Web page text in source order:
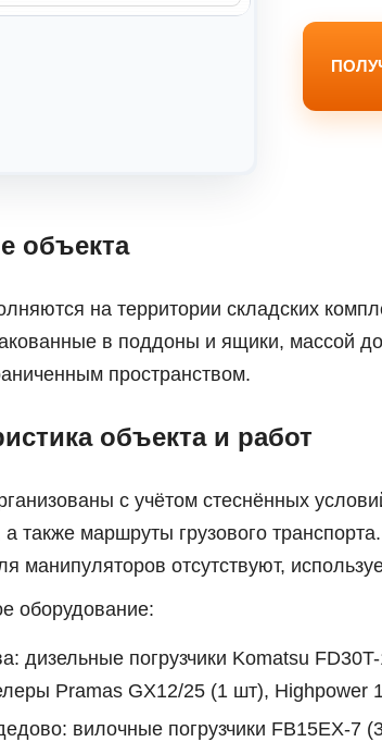
объекта
на территории складских
в поддоны и ящики, массой
пространством.
объекта и работ
с учётом стеснённых
а также маршруты грузового
манипуляторов отсутствуют,
оборудование:
дизельные погрузчики Komatsu
Pramas GX12/25 (1 шт), Highpower
вилочные погрузчики FB15EX-7